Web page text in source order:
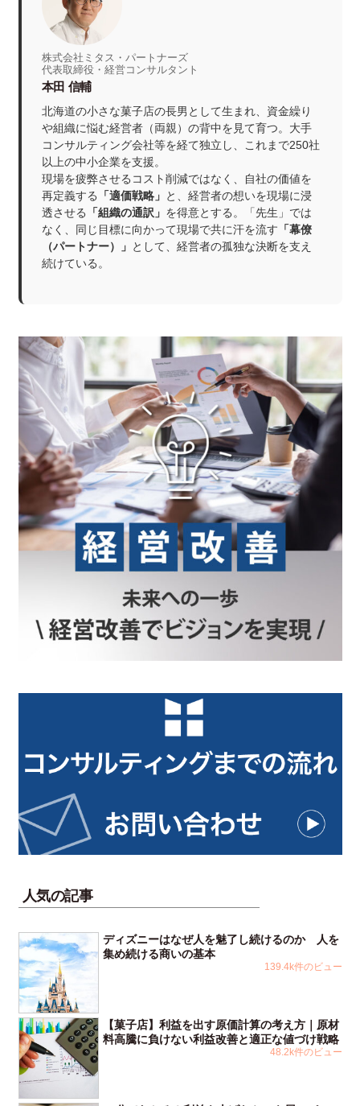
株式会社ミタス・パートナーズ
代表取締役・経営コンサルタント
本田 信輔
北海道の小さな菓子店の長男として生まれ、資金繰り
や組織に悩む経営者（両親）の背中を見て育つ。大手
コンサルティング会社等を経て独立し、これまで250社
以上の中小企業を支援。
現場を疲弊させるコスト削減ではなく、自社の価値を
再定義する 「適価戦略」 と、経営者の想いを現場に浸
透させる 「組織の通訳」 を得意とする。「先生」では
なく、同じ目標に向かって現場で共に汗を流す 「幕僚
（パートナー）」 として、経営者の孤独な決断を支え
続けている。
人気の記事
ディズニーはなぜ人を魅了し続けるのか 人を
集め続ける商いの基本
139.4k件のビュー
【菓子店】利益を出す原価計算の考え方｜原材
料高騰に負けない利益改善と適正な値づけ戦略
48.2k件のビュー